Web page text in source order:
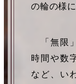
の輪の様
「無限
時間や数
など、い